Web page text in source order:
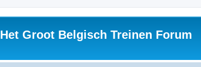
Het Groot Belgisch Treinen Forum